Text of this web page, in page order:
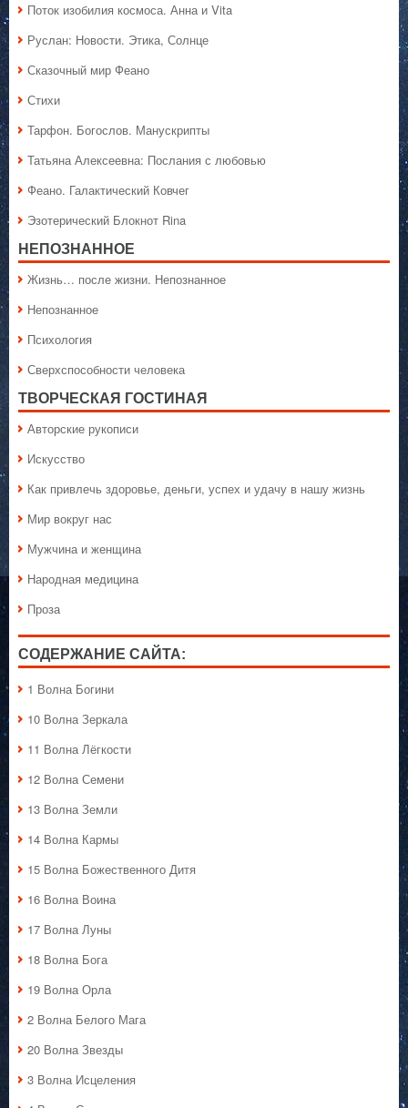
Поток изобилия космоса. Анна и Vita
Руслан: Новости. Этика, Солнце
Сказочный мир Феано
Стихи
Тарфон. Богослов. Манускрипты
Татьяна Алексеевна: Послания с любовью
Феано. Галактический Ковчег
Эзотерический Блокнот Rina
НЕПОЗНАННОЕ
Жизнь… после жизни. Непознанное
Непознанное
Психология
Сверхспособности человека
ТВОРЧЕСКАЯ ГОСТИНАЯ
Авторские рукописи
Искусство
Как привлечь здоровье, деньги, успех и удачу в нашу жизнь
Мир вокруг нас
Мужчина и женщина
Народная медицина
Проза
СОДЕРЖАНИЕ САЙТА:
1 Волна Богини
10 Волна Зеркала
11 Волна Лёгкости
12 Волна Семени
13 Волна Земли
14 Волна Кармы
15 Волна Божественного Дитя
16 Волна Воина
17 Волна Луны
18 Волна Бога
19 Волна Орла
2 Волна Белого Мага
20 Волна Звезды
3 Волна Исцеления